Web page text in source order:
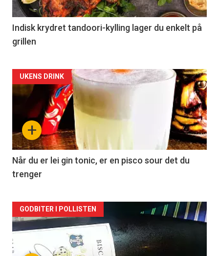
Indisk krydret tandoori-kylling lager du enkelt på
grillen
Forsiden
akkurat
nå
-
2
+
UKENS DRINK
Når du er lei gin tonic, er en pisco sour det du
trenger
Forsiden
akkurat
nå
GODBITER I POLLISTEN